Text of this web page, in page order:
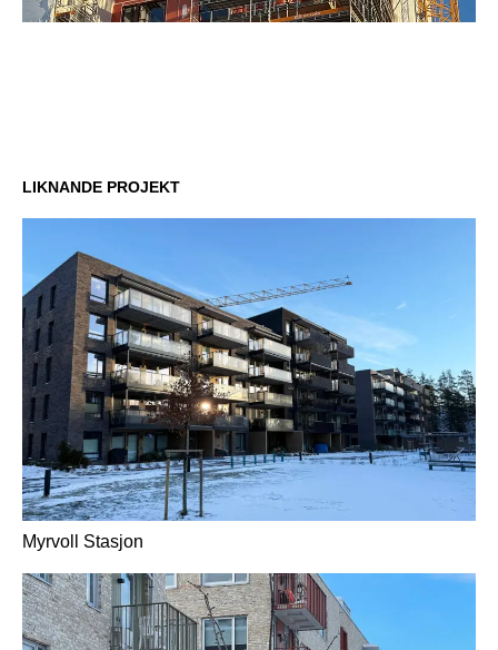
LIKNANDE PROJEKT
Myrvoll Stasjon